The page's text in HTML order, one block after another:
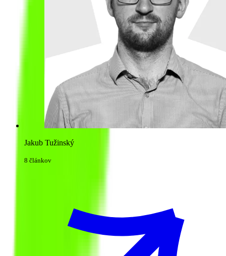
Jakub Tužinský
8 článkov